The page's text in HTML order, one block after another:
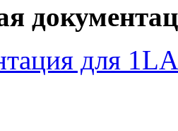
для